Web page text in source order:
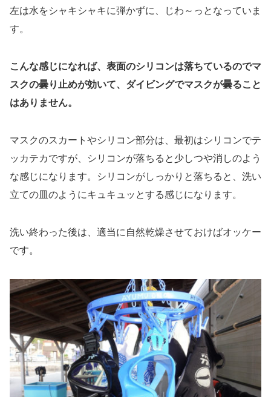
左は水をシャキシャキに弾かずに、じわ～っとなっていま
す。
こんな感じになれば、表面のシリコンは落ちているのでマ
スクの曇り止めが効いて、ダイビングでマスクが曇ること
はありません。
マスクのスカートやシリコン部分は、最初はシリコンでテ
ッカテカですが、シリコンが落ちると少しつや消しのよう
な感じになります。シリコンがしっかりと落ちると、洗い
立ての皿のようにキュキュッとする感じになります。
洗い終わった後は、適当に自然乾燥させておけばオッケー
です。